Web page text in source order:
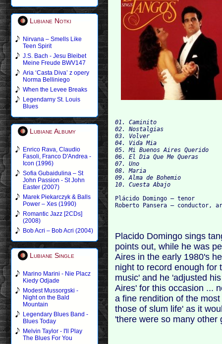
Lubiane Notki
Nirvana – Smells Like
Teen Spirit
J.S. Bach - Jesu Bleibet
Meine Freude BWV147
Aria ‘Casta Diva’ z opery
Norma Belliniego
When the Levee Breaks
Legendarny St. Louis
Blues
Lubiane Albumy
Enrico Rava, Claudio
Fasoli, Franco D'Andrea -
Icon (1996)
Sofia Gubaidulina – St
John Passion - St John
Easter (2007)
Marek Piekarczyk & Balls
Power – Xes (1990)
Romantic Jazz [2CDs]
(2008)
Bob Acri – Bob Acri (2004)
Lubiane Single
Marino Marini - Nie Placz
Kiedy Odjade
Modest Mussorgski -
Night on the Bald
Mountain
Legendary Blues Band -
Blues Today
Melvin Taylor - I'll Play
The Blues For You
01. Caminito
02. Nostalgias
03. Volver
04. Vida Mia
05. Mi Buenos Aires Querido
06. El Dia Que Me Queras
07. Uno
08. Maria
09. Alma de Bohemio
Plácido Domingo – tenor
Placido Domingo sings
points out, while he was
Aires in the early 1980's
night to record enough for
music' and he 'adjusted
Aires' for this occasion ...
a fine rendition of the
those of slum life' as it
'there were so many other